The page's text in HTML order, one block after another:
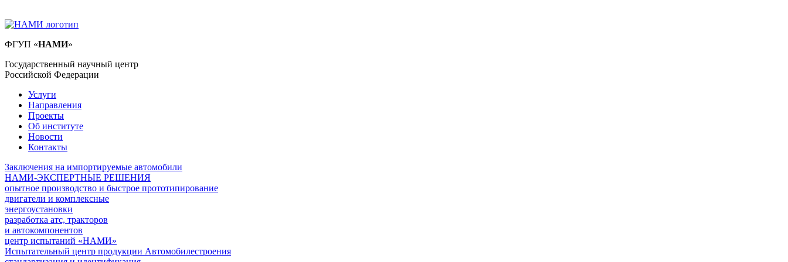
ФГУП «НАМИ»
Государственный научный центр
Российской Федерации
Услуги
Направления
Проекты
Об институте
Новости
Контакты
Заключения на импортируемые автомобили
НАМИ-ЭКСПЕРТНЫЕ РЕШЕНИЯ
опытное производство и быстрое прототипирование
двигатели и комплексные
энергоустановки
разработка атс, тракторов
и автокомпонентов
центр испытаний «НАМИ»
Испытательный центр продукции Автомобилестроения